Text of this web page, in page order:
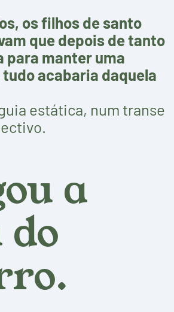
os filhos de santo
que depois de tanto
para manter uma
acabaria daquela
estática, num transe
a